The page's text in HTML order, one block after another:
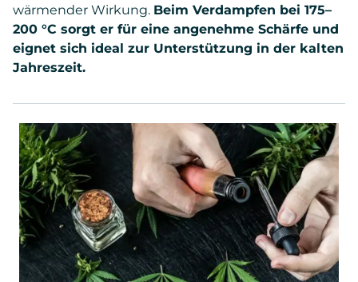
wärmender Wirkung. Beim Verdampfen bei 175–
200 °C sorgt er für eine angenehme Schärfe und
eignet sich ideal zur Unterstützung in der kalten
Jahreszeit.